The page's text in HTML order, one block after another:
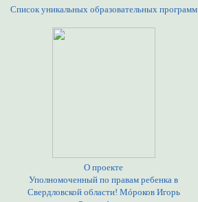
Список уникальных образовательных программ
О проекте
Уполномоченный по правам ребенка в
Свердловской области! Мóроков Игорь